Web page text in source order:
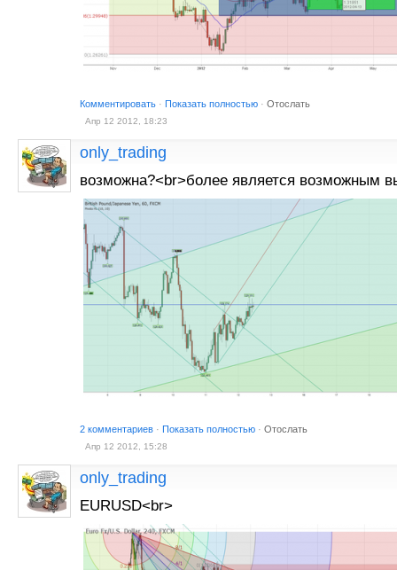
Комментировать · Показать полностью · Отослать
Апр 12 2012, 18:23
only_trading
возможна?<br>более является возможным
2 комментариев · Показать полностью · Отослать
Апр 12 2012, 15:28
only_trading
EURUSD<br>